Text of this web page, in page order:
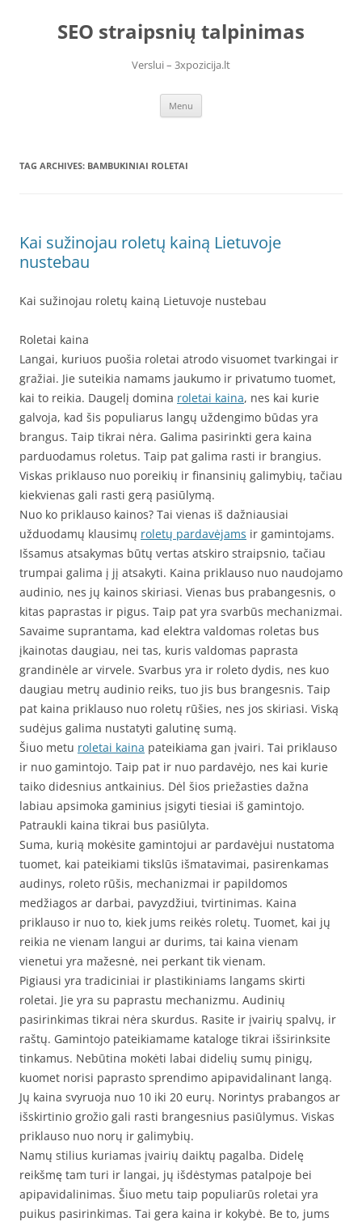
contentSEO straipsnių talpinimas
Verslui – 3xpozicija.lt
Menu
TAG ARCHIVES: BAMBUKINIAI ROLETAI
Kai sužinojau roletų kainą Lietuvoje
nustebau
Kai sužinojau roletų kainą Lietuvoje nustebau
Roletai kaina
Langai, kuriuos puošia roletai atrodo visuomet tvarkingai ir
gražiai. Jie suteikia namams jaukumo ir privatumo tuomet,
kai to reikia. Daugelį domina roletai kaina, nes kai kurie
galvoja, kad šis populiarus langų uždengimo būdas yra
brangus. Taip tikrai nėra. Galima pasirinkti gera kaina
parduodamus roletus. Taip pat galima rasti ir brangius.
Viskas priklauso nuo poreikių ir finansinių galimybių, tačiau
kiekvienas gali rasti gerą pasiūlymą.
Nuo ko priklauso kainos? Tai vienas iš dažniausiai
užduodamų klausimų roletų pardavėjams ir gamintojams.
Išsamus atsakymas būtų vertas atskiro straipsnio, tačiau
trumpai galima į jį atsakyti. Kaina priklauso nuo naudojamo
audinio, nes jų kainos skiriasi. Vienas bus prabangesnis, o
kitas paprastas ir pigus. Taip pat yra svarbūs mechanizmai.
Savaime suprantama, kad elektra valdomas roletas bus
įkainotas daugiau, nei tas, kuris valdomas paprasta
grandinėle ar virvele. Svarbus yra ir roleto dydis, nes kuo
daugiau metrų audinio reiks, tuo jis bus brangesnis. Taip
pat kaina priklauso nuo roletų rūšies, nes jos skiriasi. Viską
sudėjus galima nustatyti galutinę sumą.
Šiuo metu roletai kaina pateikiama gan įvairi. Tai priklauso
ir nuo gamintojo. Taip pat ir nuo pardavėjo, nes kai kurie
taiko didesnius antkainius. Dėl šios priežasties dažna
labiau apsimoka gaminius įsigyti tiesiai iš gamintojo.
Patraukli kaina tikrai bus pasiūlyta.
Suma, kurią mokėsite gamintojui ar pardavėjui nustatoma
tuomet, kai pateikiami tikslūs išmatavimai, pasirenkamas
audinys, roleto rūšis, mechanizmai ir papildomos
medžiagos ar darbai, pavyzdžiui, tvirtinimas. Kaina
priklauso ir nuo to, kiek jums reikės roletų. Tuomet, kai jų
reikia ne vienam langui ar durims, tai kaina vienam
vienetui yra mažesnė, nei perkant tik vienam.
Pigiausi yra tradiciniai ir plastikiniams langams skirti
roletai. Jie yra su paprastu mechanizmu. Audinių
pasirinkimas tikrai nėra skurdus. Rasite ir įvairių spalvų, ir
raštų. Gamintojo pateikiamame kataloge tikrai išsirinksite
tinkamus. Nebūtina mokėti labai didelių sumų pinigų,
kuomet norisi paprasto sprendimo apipavidalinant langą.
Jų kaina svyruoja nuo 10 iki 20 eurų. Norintys prabangos ar
išskirtinio grožio gali rasti brangesnius pasiūlymus. Viskas
priklauso nuo norų ir galimybių.
Namų stilius kuriamas įvairių daiktų pagalba. Didelę
reikšmę tam turi ir langai, jų išdėstymas patalpoje bei
apipavidalinimas. Šiuo metu taip populiarūs roletai yra
puikus pasirinkimas. Tai gera kaina ir kokybė. Be to, jums